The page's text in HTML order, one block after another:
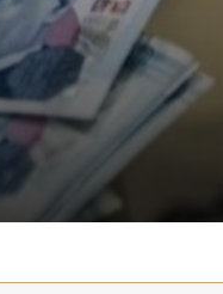
التركي: اتفاقية مع